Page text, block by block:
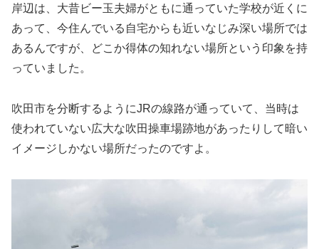
岸辺は、大昔ビー玉夫婦がともに通っていた学校が近くに
あって、今住んでいる自宅からも近いなじみ深い場所では
あるんですが、どこか得体の知れない場所という印象を持
っていました。
吹田市を分断するようにJRの線路が通っていて、当時は
使われていない広大な吹田操車場跡地があったりして暗い
イメージしかない場所だったのですよ。